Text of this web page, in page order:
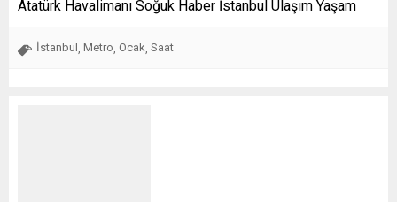
Atatürk Havalimanı Soğuk Haber İstanbul Ulaşım Yaşam
İstanbul , Metro, Ocak, Saat